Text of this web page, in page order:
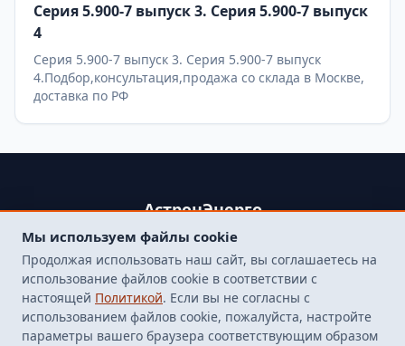
Серия 5.900-7 выпуск 3. Серия 5.900-7 выпуск
4
Серия 5.900-7 выпуск 3. Серия 5.900-7 выпуск
4.Подбор,консультация,продажа со склада в Москве,
доставка по РФ
АстронЭнерго
+79250499357 , +74998417015
107564, г. Москва, пр-д Погонный, д. 1 к. 9, помещение 10Н.
Бесплатная доставка до терминала транспортной
компанией в Москве
finarm98@mail.ru
Мы используем файлы cookie
Продолжая использовать наш сайт, вы соглашаетесь на
использование файлов cookie в соответствии с
настоящей Политикой. Если вы не согласны с
использованием файлов cookie, пожалуйста, настройте
параметры вашего браузера соответствующим образом